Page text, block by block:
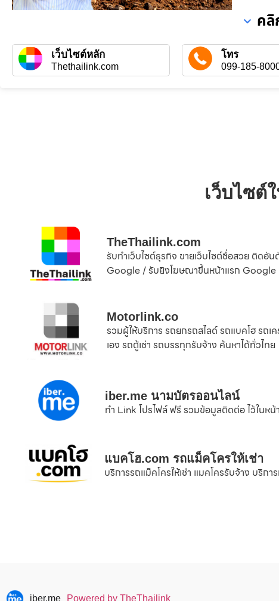
คลิ
เว็บไซต์หลัก
Thethailink.com
โทร
099-185-
เว็บไซต์
TheThailink.com
รับทำเว็บไซต์ธุรกิจ ขายเว็บไซต์ชื่อสวย ติดอั
Google / รับยิงโฆษณาขึ้นหน้าแรก Google
Motorlink.co
รวมผู้ให้บริการ รถยกรถสไลด์ รถแบคโฮ รถเ
เอง รถตู้เช่า รถบรรทุกรับจ้าง ค้นหาได้ทั่วไทย
iber.me นามบัตรออนไลน์
ทำ Link โปรไฟล์ ฟรี รวมข้อมูลติดต่อ ไว้ในหน้
แบคโฮ.com รถแม็คโครให้เช่า
บริการรถแม็คโครให้เช่า แมคโครรับจ้าง บริกา
iber.me Powered by TheThailink